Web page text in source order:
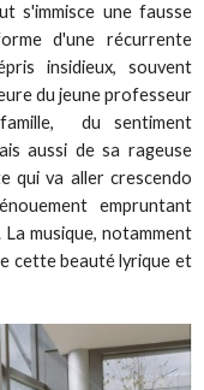
s'immisce une fausse
d'une récurrente
insidieux, souvent
du jeune professeur
du sentiment
aussi de sa rageuse
qui va aller crescendo
empruntant
musique, notamment
cette beauté lyrique et